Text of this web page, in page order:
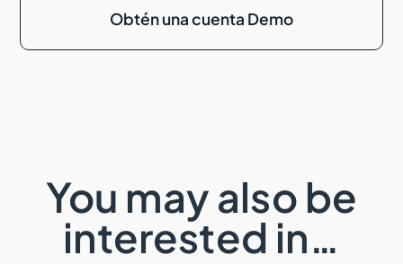
Obtén una cuenta Demo
You may also be
interested in…